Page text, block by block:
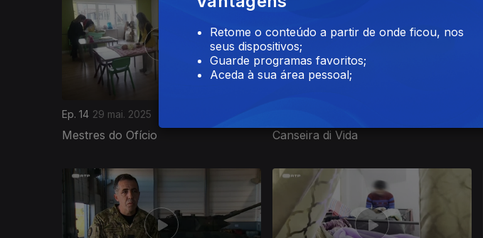
Ep. 14 29 mai. 2025
Mestres do Ofício Canseira di Vida
Retome o conteúdo a partir de onde ficou, nos
seus dispositivos;
Guarde programas favoritos;
Aceda à sua área pessoal;